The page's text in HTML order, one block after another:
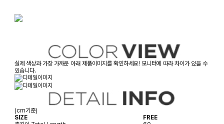
실제 색상과 가장 가까운 아래 제품이미지를 확인하세요! 모니터에 따라 차이가 있을 수
있습니다.
(cm기준)
SIZE
FREE